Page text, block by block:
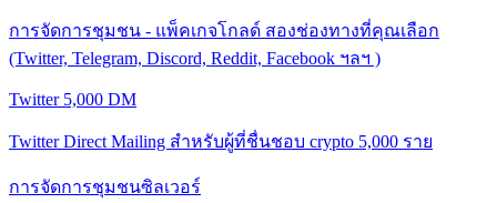
การจัดการชุมชน - แพ็คเกจโกลด์ สองช่องทางที่คุณเลือก
(Twitter, Telegram, Discord, Reddit, Facebook ฯลฯ )
Twitter 5,000 DM
Twitter Direct Mailing สำหรับผู้ที่ชื่นชอบ crypto 5,000 ราย
การจัดการชุมชนซิลเวอร์